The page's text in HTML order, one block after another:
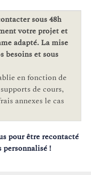
sous 48h
votre projet et
adapté. La mise
besoins et sous
en fonction de
de cours,
annexes le cas
pour être recontacté
!